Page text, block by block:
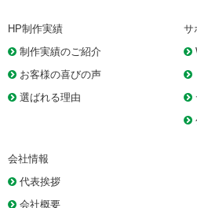
HP制作実績
制作実績のご紹介
お客様の喜びの声
選ばれる理由
サ
会社情報
代表挨拶
会社概要